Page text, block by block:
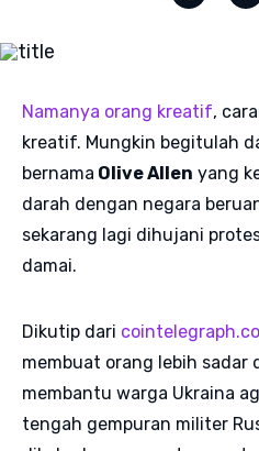
Namanya orang kreatif,
kreatif. Mungkin begitulah
bernama Olive Allen yang
darah dengan negara
sekarang lagi dihujani
damai.
Dikutip dari
membuat orang lebih sadar
membantu warga Ukraina
tengah gempuran militer